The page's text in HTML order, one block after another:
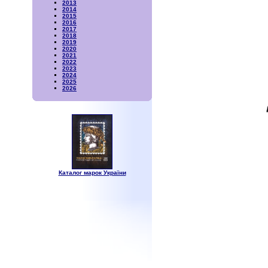
2013
2014
2015
2016
2017
2018
2019
2020
2021
2022
2023
2024
2025
2026
Каталог марок України